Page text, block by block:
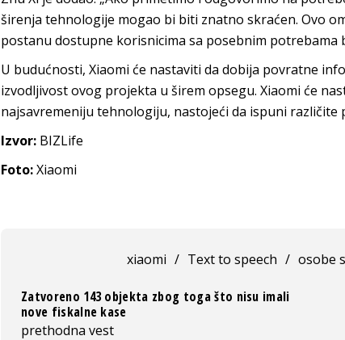
širenja tehnologije mogao bi biti znatno skraćen. Ovo
postanu dostupne korisnicima sa posebnim potrebama
U budućnosti, Xiaomi će nastaviti da dobija povratne
izvodljivost ovog projekta u širem opsegu. Xiaomi će
najsavremeniju tehnologiju, nastojeći da ispuni
Izvor: BIZLife
Foto:Xiaomi
xiaomi / Text to speech / osobe
Zatvoreno 143 objekta zbog toga što nisu imali
nove fiskalne kase
prethodna vest